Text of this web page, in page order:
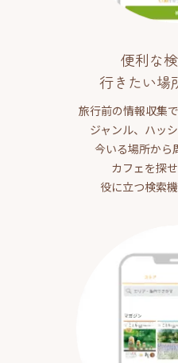
便利な
行きたい場
旅行前の情報収集
ジャンル、ハッ
今いる場所から
カフェを探
役に立つ検索